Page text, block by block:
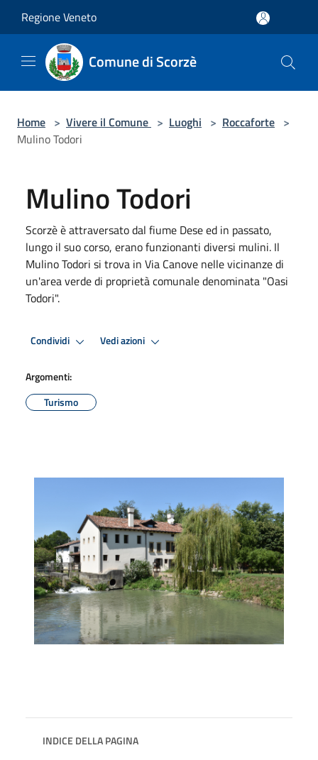
Regione Veneto
Comune di Scorzè
Home > Vivere il Comune > Luoghi > Roccaforte >
Mulino Todori
Mulino Todori
Scorzè è attraversato dal fiume Dese ed in passato,
lungo il suo corso, erano funzionanti diversi mulini. Il
Mulino Todori si trova in Via Canove nelle vicinanze di
un'area verde di proprietà comunale denominata "Oasi
Todori".
Condividi Vedi azioni
Argomenti:
Turismo
INDICE DELLA PAGINA